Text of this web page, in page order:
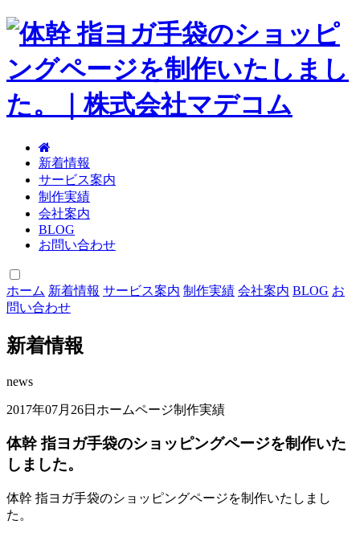
新着情報
サービス案内
制作実績
会社案内
BLOG
お問い合わせ
ホーム 新着情報 サービス案内 制作実績 会社案内 BLOG お
問い合わせ
新着情報
news
2017年07月26日 ホームページ制作実績
体幹 指ヨガ手袋のショッピングページを制作いた
しました。
体幹 指ヨガ手袋のショッピングページを制作いたしまし
た。